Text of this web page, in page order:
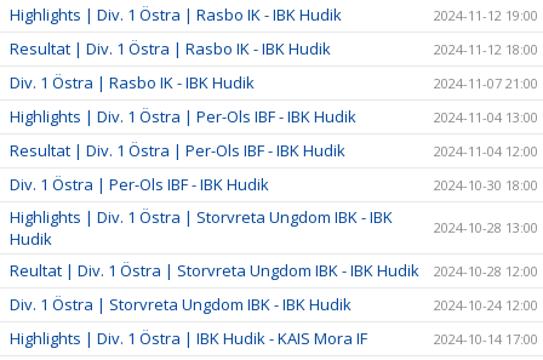
Highlights | Div. 1 Östra | Rasbo IK - IBK Hudik 2024-11-12 19:00
Resultat | Div. 1 Östra | Rasbo IK - IBK Hudik 2024-11-12 18:00
Div. 1 Östra | Rasbo IK - IBK Hudik 2024-11-07 21:00
Highlights | Div. 1 Östra | Per-Ols IBF - IBK Hudik 2024-11-04 13:00
Resultat | Div. 1 Östra | Per-Ols IBF - IBK Hudik 2024-11-04 12:00
Div. 1 Östra | Per-Ols IBF - IBK Hudik 2024-10-30 18:00
Highlights | Div. 1 Östra | Storvreta Ungdom IBK - IBK
Hudik
2024-10-28 13:00
Reultat | Div. 1 Östra | Storvreta Ungdom IBK - IBK Hudik 2024-10-28 12:00
Div. 1 Östra | Storvreta Ungdom IBK - IBK Hudik 2024-10-24 12:00
Highlights | Div. 1 Östra | IBK Hudik - KAIS Mora IF 2024-10-14 17:00